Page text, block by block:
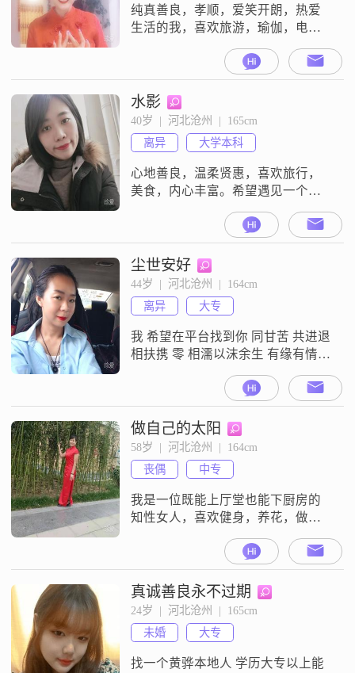
纯真善良，孝顺，爱笑开朗，热爱
生活的我，喜欢旅游，瑜伽，电
影，书法，舞蹈，手工。一个灵魂
有香气，有温度的女子。我喜欢你
是有丰富阅历成熟男性，对生活有
深的感悟，喜欢你的生活态度是乐
观，积极向上的……期待在这里与
你相遇，相识，相知，相爱，相
守……
水影
40岁  |  河北沧州  |  165cm
离异
大学本科
心地善良，温柔贤惠，喜欢旅行，
美食，内心丰富。希望遇见一个三
尘世安好
44岁  |  河北沧州  |  164cm
离异
大专
我 希望在平台找到你 同甘苦 共进退
相扶携 零 相濡以沫余生 有缘有情有
用心，你就能找到我。会员已过
期，看不到对方的消息，未能回
复，请见谅！
做自己的太阳
58岁  |  河北沧州  |  164cm
丧偶
中专
我是一位既能上厅堂也能下厨房的
知性女人，喜欢健身，养花，做美
自律，以诚待人！想找一位身体健
康，热爱运动，不吸烟，有独立住
房，有退休，有共同爱好，三观一
致，相互吸引的男士共度余生！
真诚善良永不过期
24岁  |  河北沧州  |  165cm
未婚
大专
找一个黄骅本地人 学历大专以上能